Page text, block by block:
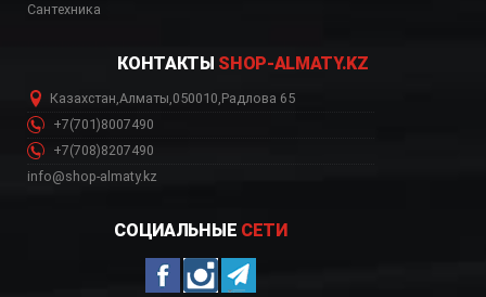
Сантехника
КОНТАКТЫ SHOP-ALMATY.KZ
Казахстан,Алматы,050010,Радлова 65
+7(701)8007490
+7(708)8207490
info@shop-almaty.kz
СОЦИАЛЬНЫЕ СЕТИ